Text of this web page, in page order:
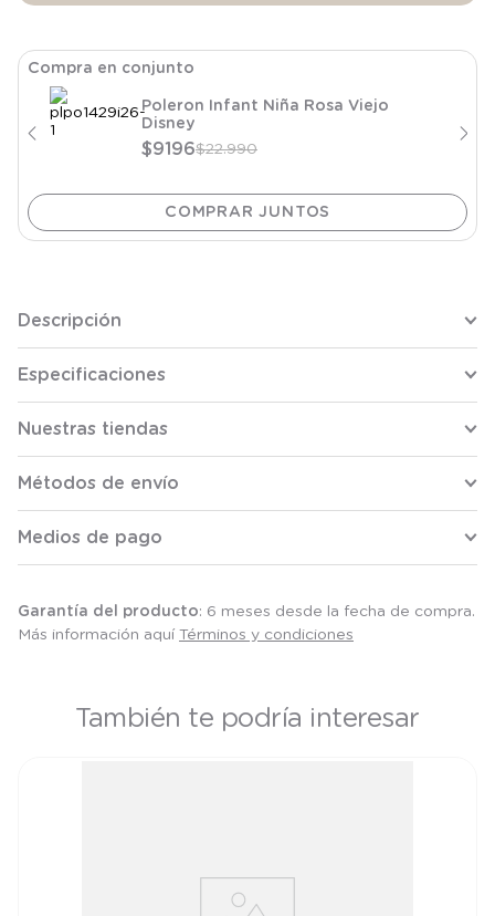
Compra en conjunto
Poleron Infant Niña Rosa Viejo
Disney
$9196$22.990
Descripción
Especificaciones
Nuestras tiendas
Métodos de envío
Medios de pago
Garantía del producto: 6 meses desde la fecha de compra.
Más información aquí Términos y condiciones
También te podría interesar